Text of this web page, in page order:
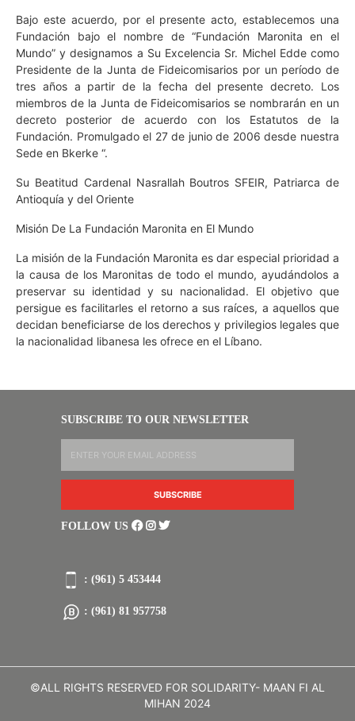
Bajo este acuerdo, por el presente acto, establecemos una
Fundación bajo el nombre de “Fundación Maronita en el
Mundo” y designamos a Su Excelencia Sr. Michel Edde como
Presidente de la Junta de Fideicomisarios por un período de
tres años a partir de la fecha del presente decreto. Los
miembros de la Junta de Fideicomisarios se nombrarán en un
decreto posterior de acuerdo con los Estatutos de la
Fundación. Promulgado el 27 de junio de 2006 desde nuestra
Sede en Bkerke “.
Su Beatitud Cardenal Nasrallah Boutros SFEIR, Patriarca de
Antioquía y del Oriente
Misión De La Fundación Maronita en El Mundo
La misión de la Fundación Maronita es dar especial prioridad a
la causa de los Maronitas de todo el mundo, ayudándolos a
preservar su identidad y su nacionalidad. El objetivo que
persigue es facilitarles el retorno a sus raíces, a aquellos que
decidan beneficiarse de los derechos y privilegios legales que
la nacionalidad libanesa les ofrece en el Líbano.
SUBSCRIBE TO OUR NEWSLETTER
FOLLOW US
: (961) 5 453444
: (961) 81 957758
©ALL RIGHTS RESERVED FOR SOLIDARITY- MAAN FI AL
MIHAN 2024